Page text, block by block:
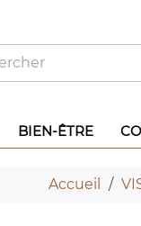
BIEN-ÊTRE
Accueil